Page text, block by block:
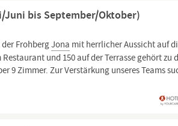
bis September/Oktober)
der FrohbergJona mit herrlicher Aussicht auf
und 150 auf der Terrasse gehört zu
9 Zimmer. Zur Verstärkung unseres Teams